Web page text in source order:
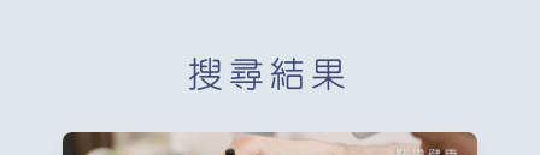
搜尋結果